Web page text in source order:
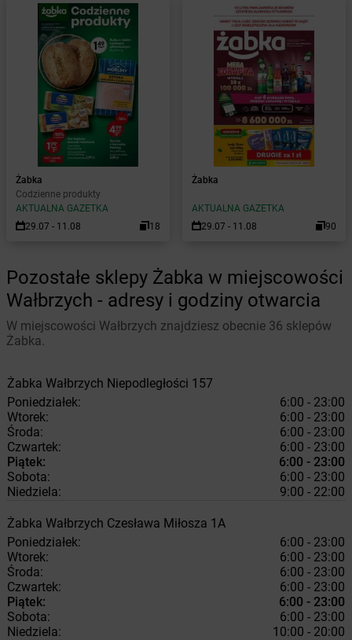
Żabka
Codzienne produkty
AKTUALNA GAZETKA
29.07 - 11.08
18
Żabka
AKTUALNA GAZETKA
29.07 - 11.08
90
Pozostałe sklepy Żabka w miejscowości
Wałbrzych - adresy i godziny otwarcia
W miejscowości Wałbrzych znajdziesz obecnie 36 sklepów
Żabka.
Żabka Wałbrzych Niepodległości 157
Poniedziałek:
6:00 - 23:00
Wtorek:
6:00 - 23:00
Środa:
6:00 - 23:00
Czwartek:
6:00 - 23:00
Piątek:
6:00 - 23:00
Sobota:
6:00 - 23:00
Niedziela:
9:00 - 22:00
Żabka Wałbrzych Czesława Miłosza 1A
Poniedziałek:
6:00 - 23:00
Wtorek:
6:00 - 23:00
Środa:
6:00 - 23:00
Czwartek:
6:00 - 23:00
Piątek:
6:00 - 23:00
Sobota:
6:00 - 23:00
Niedziela:
10:00 - 20:00